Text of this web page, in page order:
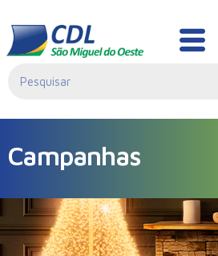
Campanhas